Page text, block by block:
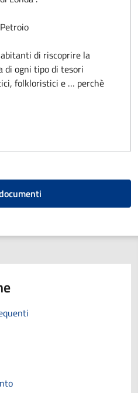
di riscoprire la
di ogni tipo di tesori
folkloristici e … perchè